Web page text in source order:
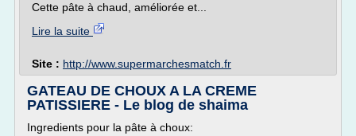
Cette pâte à chaud, améliorée et...
Lire la suite
Site : http://www.supermarchesmatch.fr
GATEAU DE CHOUX A LA CREME
PATISSIERE - Le blog de shaima
Ingredients pour la pâte à choux: